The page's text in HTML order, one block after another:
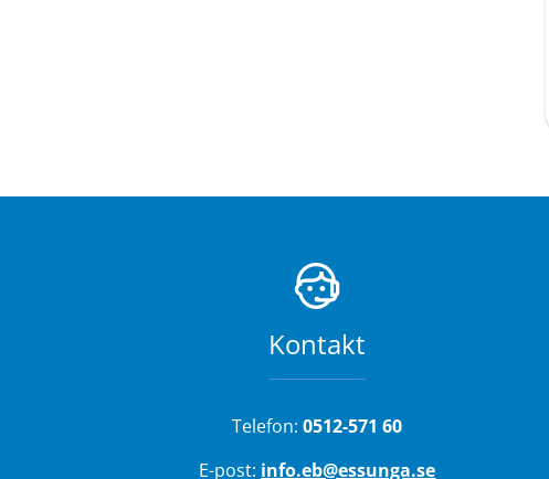
Kontakt
Telefon: 0512-571 60
E-post: info.eb@essunga.se